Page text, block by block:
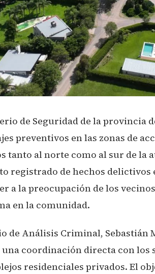
de Seguridad de la provincia
preventivos en las zonas de
tanto al norte como al sur de la
registrado de hechos delictivos
a la preocupación de los
en la comunidad.
de Análisis Criminal,
coordinación directa con los
residenciales privados. El